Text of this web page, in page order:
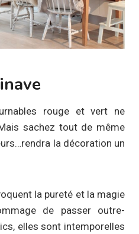
rouge et vert ne
sachez tout de même
la décoration un
la pureté et la magie
de passer outre-
elles sont intemporelles